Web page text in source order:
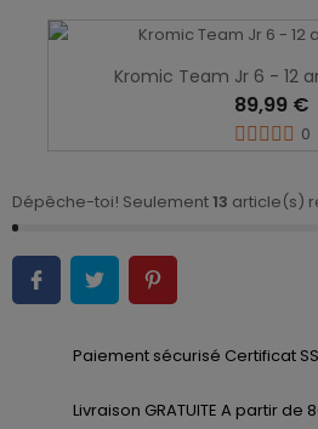
Kromic Team Jr 6 - 12
89,99 €
0
Dépêche-toi! Seulement13 article(s)
Paiement sécurisé Certificat
Livraison GRATUITE A partir de